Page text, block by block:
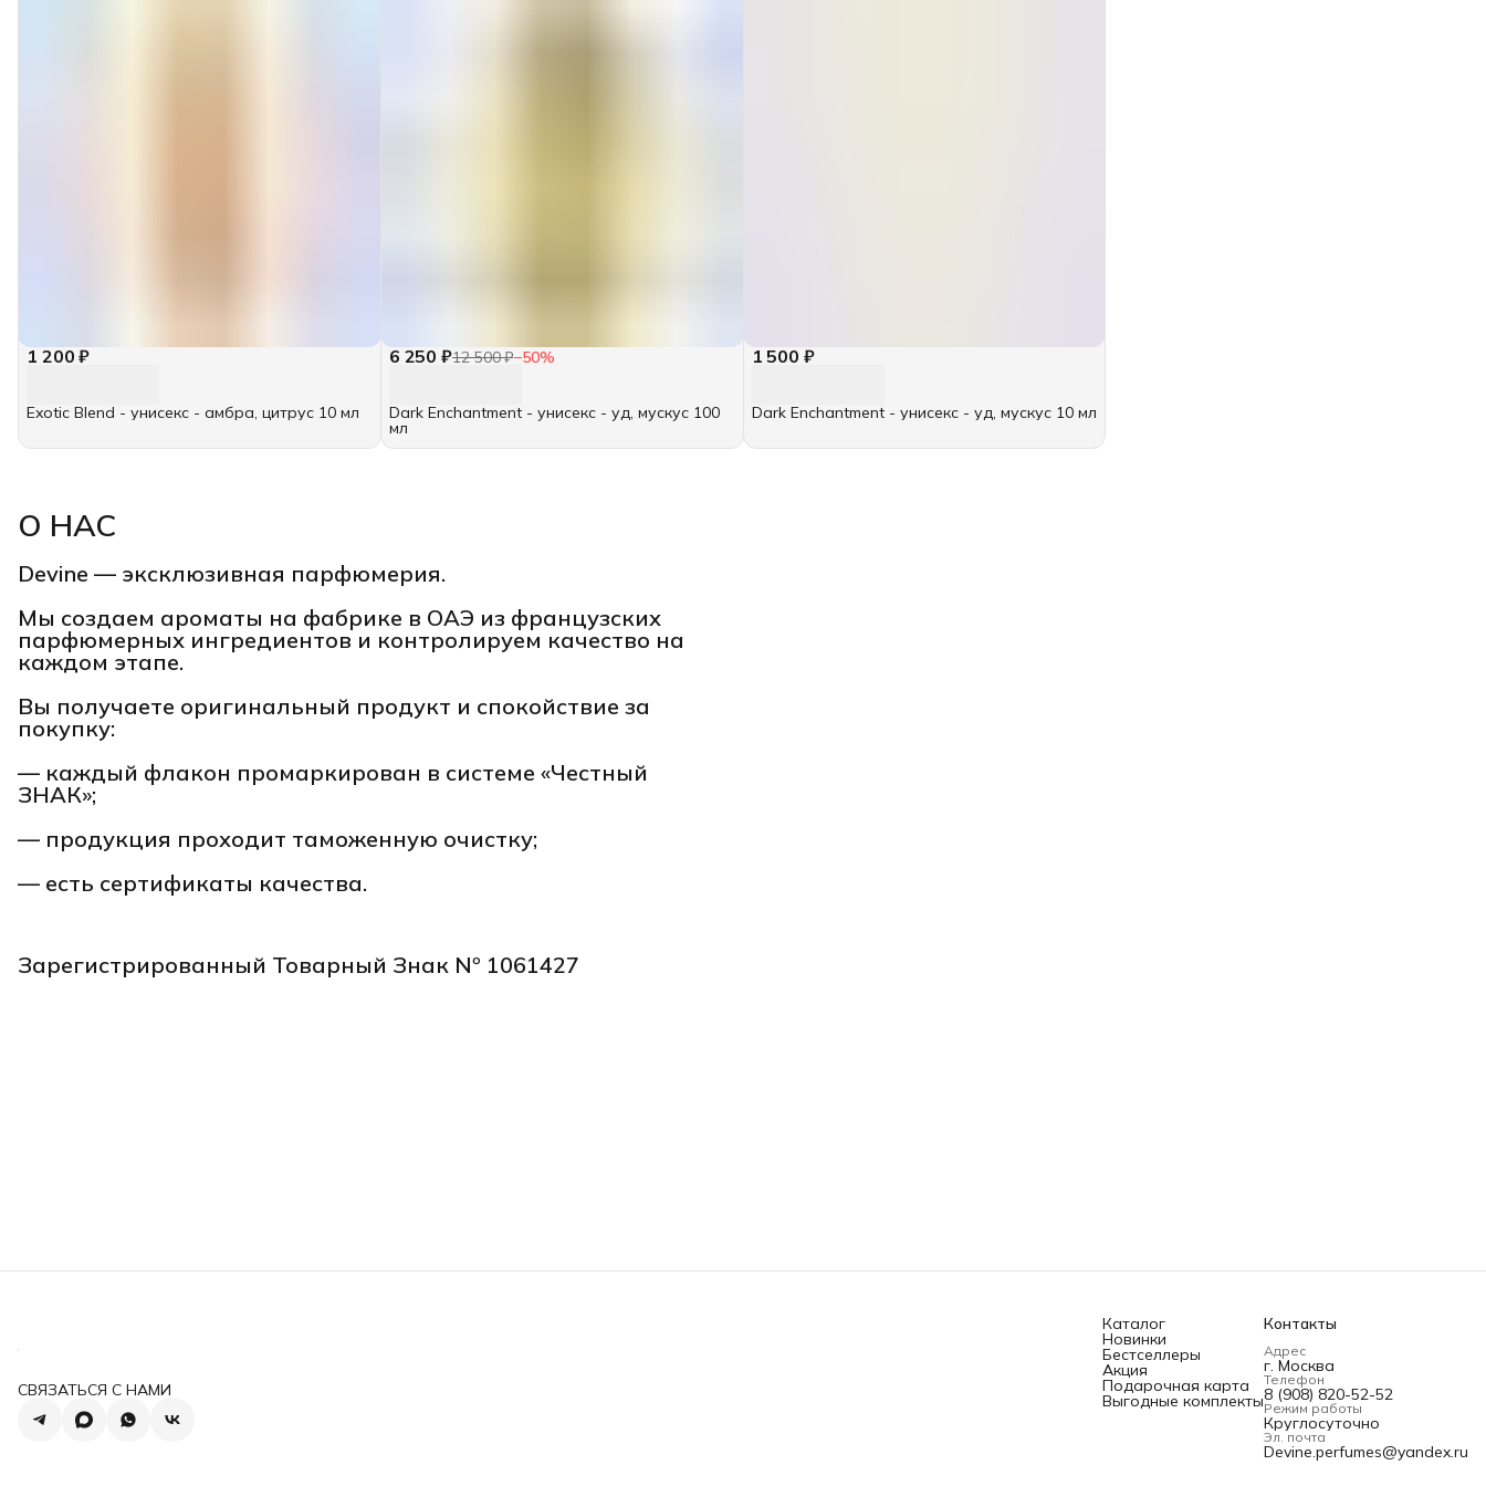
1 200 ₽
Exotic Blend - унисекс - амбра, цитрус 10 мл
6 250 ₽12 500 ₽−50%
Dark Enchantment - унисекс - уд, мускус 100
мл
1 500 ₽
Dark Enchantment - унисекс - уд, мускус 10 мл
О НАС
Devine — эксклюзивная парфюмерия.
Мы создаем ароматы на фабрике в ОАЭ из французских
парфюмерных ингредиентов и контролируем качество на
каждом этапе.
Вы получаете оригинальный продукт и спокойствие за
покупку:
— каждый флакон промаркирован в системе «Честный
ЗНАК»;
— продукция проходит таможенную очистку;
— есть сертификаты качества.
Зарегистрированный Товарный Знак Nº 1061427
СВЯЗАТЬСЯ С НАМИ
Каталог
Новинки
Бестселлеры
Акция
Подарочная карта
Выгодные комплекты
Контакты
Адрес
г. Москва
Телефон
8 (908) 820-52-52
Режим работы
Круглосуточно
Эл. почта
Devine.perfumes@yandex.ru